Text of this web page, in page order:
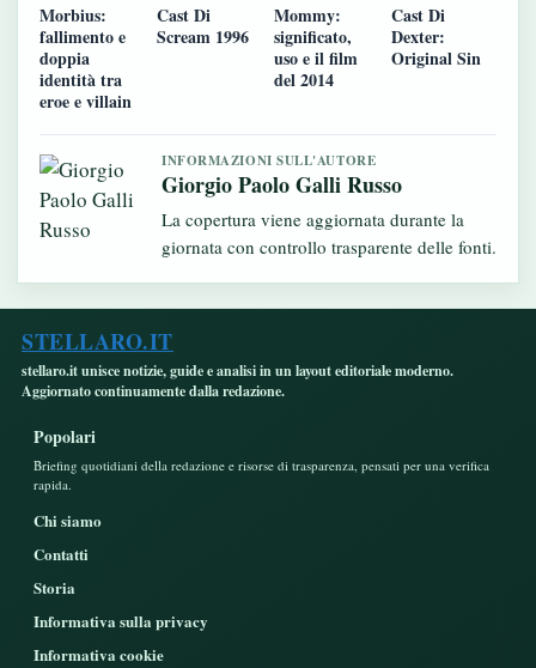
Morbius:
fallimento e
doppia
identità tra
eroe e villain
Cast Di
Scream 1996
Mommy:
significato,
uso e il film
del 2014
Cast Di
Dexter:
Original Sin
INFORMAZIONI SULL'AUTORE
Giorgio Paolo Galli Russo
La copertura viene aggiornata durante la
giornata con controllo trasparente delle fonti.
STELLARO.IT
stellaro.it unisce notizie, guide e analisi in un layout editoriale moderno.
Aggiornato continuamente dalla redazione.
Popolari
Briefing quotidiani della redazione e risorse di trasparenza, pensati per una verifica
rapida.
Chi siamo
Contatti
Storia
Informativa sulla privacy
Informativa cookie